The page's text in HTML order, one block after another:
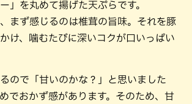
」を丸めて揚げた天ぷらです。
まず感じるのは椎茸の旨味。それを豚
け、噛むたびに深いコクが口いっぱい
ので「甘いのかな？」と思いました
でおかず感があります。そのため、甘